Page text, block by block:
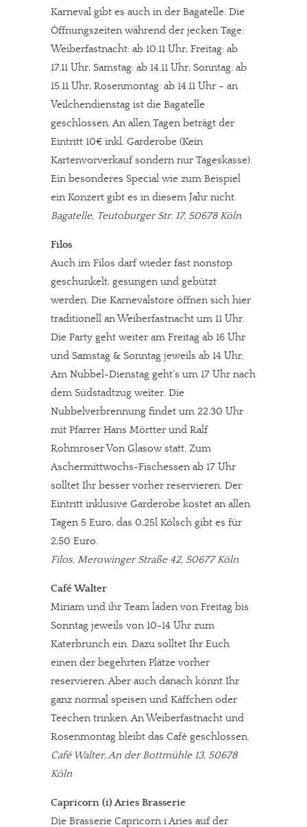
In eigener Sache
Dir gefällt unsere Arbeit?
meinesuedstadt.de finanziert sich durch Partnerprofile und
Werbung. Beide Einnahmequellen sind in den letzten Monaten
stark zurückgegangen.
Karneval gibt es auch in der Bagatelle. Die
Öffnungszeiten während der jecken Tage:
Weiberfastnacht: ab 10.11 Uhr, Freitag: ab
17.11 Uhr, Samstag: ab 14.11 Uhr, Sonntag: ab
15.11 Uhr, Rosenmontag: ab 14.11 Uhr – an
Veilchendienstag ist die Bagatelle
geschlossen. An allen Tagen beträgt der
Eintritt 10€ inkl. Garderobe (Kein
Kartenvorverkauf sondern nur Tageskasse).
Ein besonderes Special wie zum Beispiel
ein Konzert gibt es in diesem Jahr nicht.
Bagatelle, Teutoburger Str. 17, 50678 Köln
Filos
Auch im Filos darf wieder fast nonstop
geschunkelt, gesungen und gebützt
werden. Die Karnevalstore öffnen sich hier
traditionell an Weiberfastnacht um 11 Uhr.
Die Party geht weiter am Freitag ab 16 Uhr
und Samstag & Sonntag jeweils ab 14 Uhr.
Am Nubbel-Dienstag geht’s um 17 Uhr nach
dem Südstadtzug weiter. Die
Nubbelverbrennung findet um 22.30 Uhr
mit Pfarrer Hans Mörtter und Ralf
Rohmroser Von Glasow statt. Zum
Aschermittwochs-Fischessen ab 17 Uhr
solltet Ihr besser vorher reservieren. Der
Eintritt inklusive Garderobe kostet an allen
Tagen 5 Euro, das 0,25l Kölsch gibt es für
2,50 Euro.
Filos, Merowinger Straße 42, 50677 Köln
Café Walter
Miriam und ihr Team laden von Freitag bis
Sonntag jeweils von 10-14 Uhr zum
Katerbrunch ein. Dazu solltet Ihr Euch
einen der begehrten Plätze vorher
reservieren. Aber auch danach könnt Ihr
ganz normal speisen und Käffchen oder
Teechen trinken. An Weiberfastnacht und
Rosenmontag bleibt das Café geschlossen.
Café Walter, An der Bottmühle 13, 50678
Köln
Capricorn (i) Aries Brasserie
Die Brasserie Capricorn i Aries auf der